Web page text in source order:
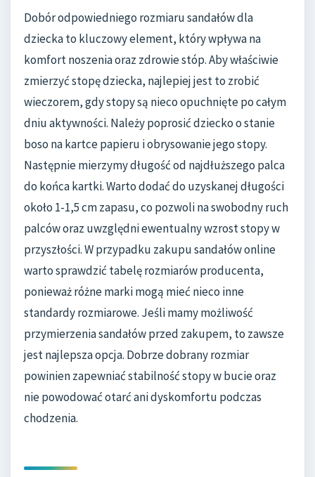
Dobór odpowiedniego rozmiaru sandałów dla
dziecka to kluczowy element, który wpływa na
komfort noszenia oraz zdrowie stóp. Aby właściwie
zmierzyć stopę dziecka, najlepiej jest to zrobić
wieczorem, gdy stopy są nieco opuchnięte po całym
dniu aktywności. Należy poprosić dziecko o stanie
boso na kartce papieru i obrysowanie jego stopy.
Następnie mierzymy długość od najdłuższego palca
do końca kartki. Warto dodać do uzyskanej długości
około 1-1,5 cm zapasu, co pozwoli na swobodny ruch
palców oraz uwzględni ewentualny wzrost stopy w
przyszłości. W przypadku zakupu sandałów online
warto sprawdzić tabelę rozmiarów producenta,
ponieważ różne marki mogą mieć nieco inne
standardy rozmiarowe. Jeśli mamy możliwość
przymierzenia sandałów przed zakupem, to zawsze
jest najlepsza opcja. Dobrze dobrany rozmiar
powinien zapewniać stabilność stopy w bucie oraz
nie powodować otarć ani dyskomfortu podczas
chodzenia.